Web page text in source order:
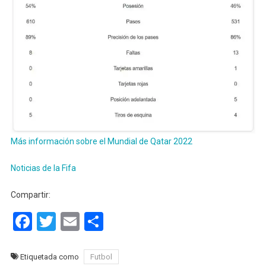
Más información sobre el Mundial de Qatar 2022
Noticias de la Fifa
Compartir:
Facebook
Twitter
EmailCompartir
Etiquetada como Futbol